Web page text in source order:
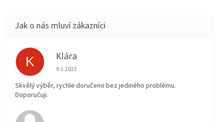
K Klára
Hodnocení obchodu je 5 z 5 hvězdiček.
9.1.2023
Skvělý výběr, rychle doručeno bez jediného problému.
Doporučuji.